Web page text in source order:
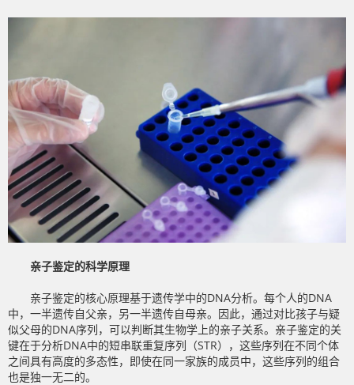
亲子鉴定的科学原理
亲子鉴定的核心原理基于遗传学中的DNA分析。每个人的DNA
中，一半遗传自父亲，另一半遗传自母亲。因此，通过对比孩子与疑
似父母的DNA序列，可以判断其生物学上的亲子关系。亲子鉴定的关
键在于分析DNA中的短串联重复序列（STR），这些序列在不同个体
之间具有高度的多态性，即使在同一家族的成员中，这些序列的组合
也是独一无二的。